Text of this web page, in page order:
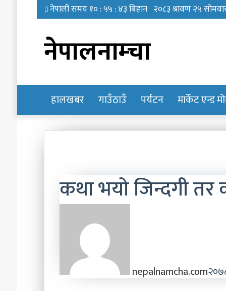
नेपालनाम्चा
होमपेज
हालखबर गाउँठाउँ पर्यटन मार्केट एन्ड
कथा भयो जिन्दगी
nepalnamcha.com